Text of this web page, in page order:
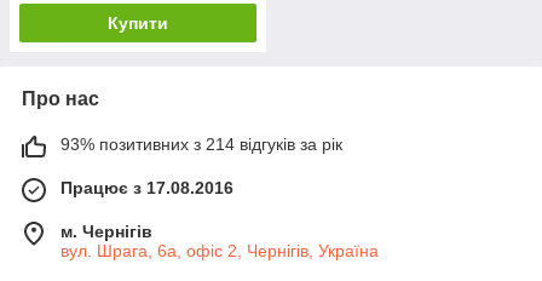
Купити
Про нас
93% позитивних з 214 відгуків за рік
Працює з 17.08.2016
м. Чернігів
вул. Шрага, 6а, офіс 2, Чернігів, Україна